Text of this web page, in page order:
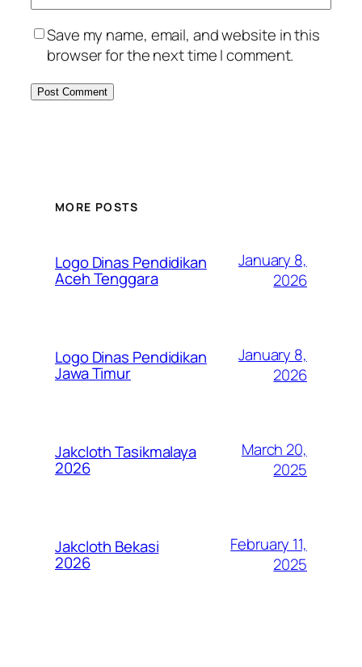
Save my name, email, and website in this
browser for the next time I comment.
MORE POSTS
Logo Dinas Pendidikan
Aceh Tenggara
January 8,
2026
Logo Dinas Pendidikan
Jawa Timur
January 8,
2026
Jakcloth Tasikmalaya
2026
March 20,
2025
Jakcloth Bekasi
2026
February 11,
2025